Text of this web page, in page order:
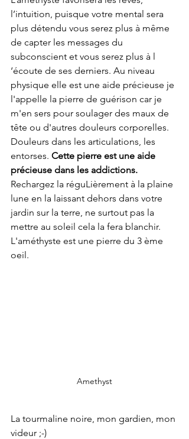
l’intuition, puisque votre mental sera
plus détendu vous serez plus à même
de capter les messages du
subconscient et vous serez plus à l
‘écoute de ses derniers. Au niveau
physique elle est une aide précieuse je
l'appelle la pierre de guérison car je
m'en sers pour soulager des maux de
tête ou d'autres douleurs corporelles.
Douleurs dans les articulations, les
entorses. Cette pierre est une aide
précieuse dans les addictions.
Rechargez la réguLièrement à la plaine
lune en la laissant dehors dans votre
jardin sur la terre, ne surtout pas la
mettre au soleil cela la fera blanchir.
L'améthyste est une pierre du 3 ème
oeil.
Amethyst
La tourmaline noire, mon gardien, mon
videur ;-)